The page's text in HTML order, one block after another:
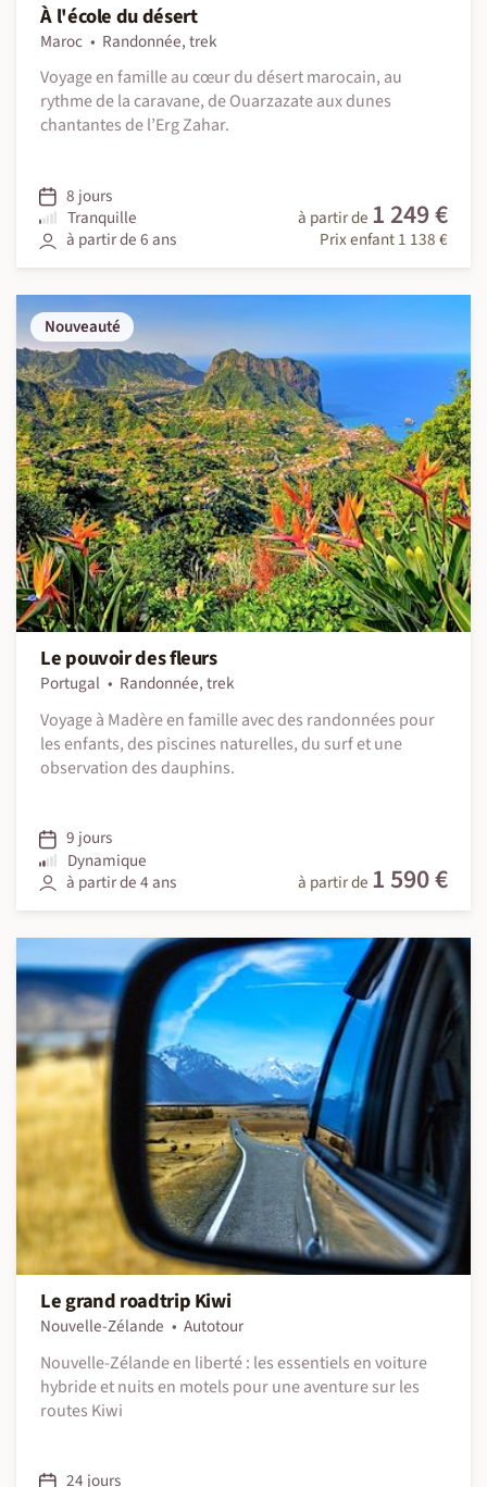
À l'école du désert
Maroc
Randonnée, trek
Voyage en famille au cœur du désert marocain, au
rythme de la caravane, de Ouarzazate aux dunes
chantantes de l’Erg Zahar.
8 jours
Tranquille
à partir de 6 ans
à partir de 1 249 €
Prix enfant 1 138 €
Nouveauté
Le pouvoir des fleurs
Portugal
Randonnée, trek
Voyage à Madère en famille avec des randonnées pour
les enfants, des piscines naturelles, du surf et une
observation des dauphins.
9 jours
Dynamique
à partir de 4 ans
à partir de 1 590 €
Le grand roadtrip Kiwi
Nouvelle-Zélande
Autotour
Nouvelle-Zélande en liberté : les essentiels en voiture
hybride et nuits en motels pour une aventure sur les
routes Kiwi
24 jours